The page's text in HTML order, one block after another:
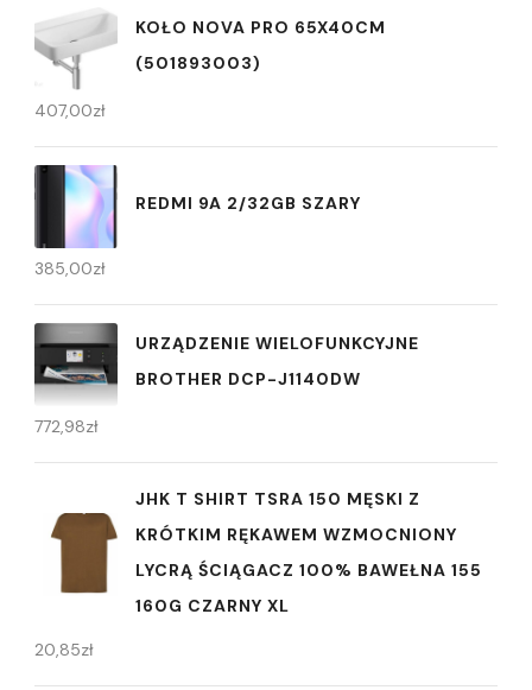
KOŁO NOVA PRO 65X40CM
(501893003)
407,00zł
REDMI 9A 2/32GB SZARY
385,00zł
URZĄDZENIE WIELOFUNKCYJNE
BROTHER DCP-J1140DW
772,98zł
JHK T SHIRT TSRA 150 MĘSKI Z
KRÓTKIM RĘKAWEM WZMOCNIONY
LYCRĄ ŚCIĄGACZ 100% BAWEŁNA 155
160G CZARNY XL
20,85zł